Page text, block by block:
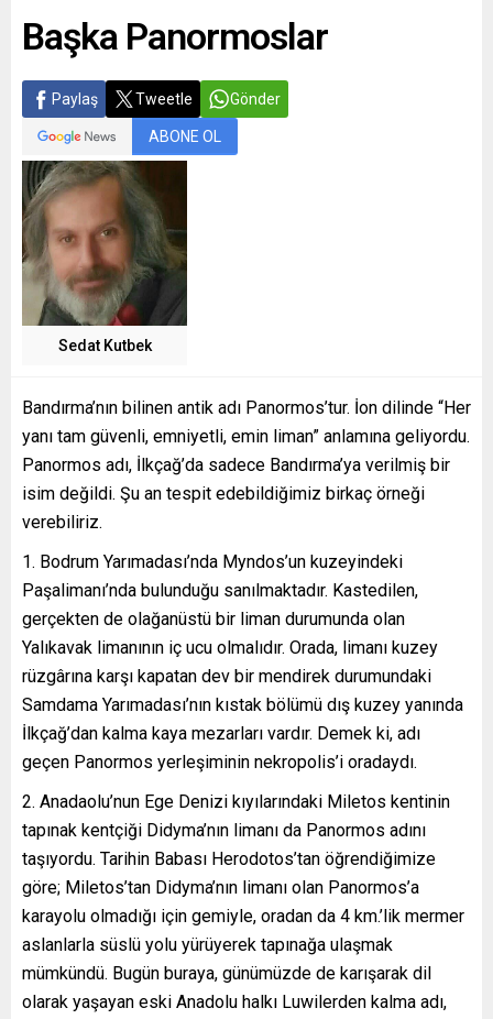
Başka Panormoslar
Paylaş Tweetle Gönder
ABONE OL
Sedat Kutbek
Bandırma’nın bilinen antik adı Panormos’tur. İon dilinde “Her
yanı tam güvenli, emniyetli, emin liman” anlamına geliyordu.
Panormos adı, İlkçağ’da sadece Bandırma’ya verilmiş bir
isim değildi. Şu an tespit edebildiğimiz birkaç örneği
verebiliriz.
Bodrum Yarımadası’nda Myndos’un kuzeyindeki
Paşalimanı’nda bulunduğu sanılmaktadır. Kastedilen,
gerçekten de olağanüstü bir liman durumunda olan
Yalıkavak limanının iç ucu olmalıdır. Orada, limanı kuzey
rüzgârına karşı kapatan dev bir mendirek durumundaki
Samdama Yarımadası’nın kıstak bölümü dış kuzey yanında
İlkçağ’dan kalma kaya mezarları vardır. Demek ki, adı
geçen Panormos yerleşiminin nekropolis’i oradaydı.
Anadaolu’nun Ege Denizi kıyılarındaki Miletos kentinin
tapınak kentçiği Didyma’nın limanı da Panormos adını
taşıyordu. Tarihin Babası Herodotos’tan öğrendiğimize
göre; Miletos’tan Didyma’nın limanı olan Panormos’a
karayolu olmadığı için gemiyle, oradan da 4 km.’lik mermer
aslanlarla süslü yolu yürüyerek tapınağa ulaşmak
mümkündü. Bugün buraya, günümüzde de karışarak dil
olarak yaşayan eski Anadolu halkı Luwilerden kalma adı,